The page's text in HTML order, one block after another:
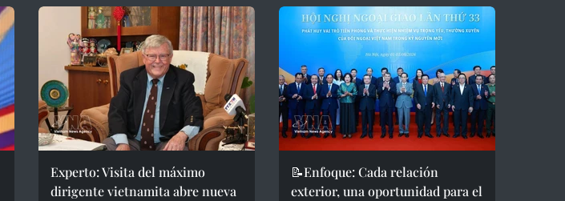
Experto: Visita del máximo
dirigente vietnamita abre nueva
📝Enfoque: Cada relación
exterior, una oportunidad para el